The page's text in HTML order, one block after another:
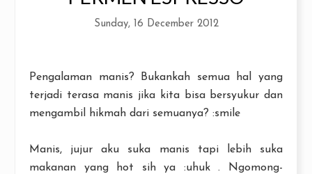
Sunday, 16 December 2012
Pengalaman manis? Bukankah semua hal yang
terjadi terasa manis jika kita bisa bersyukur dan
mengambil hikmah dari semuanya? :smile
Manis, jujur aku suka manis tapi lebih suka
makanan yang hot sih ya :uhuk . Ngomong-